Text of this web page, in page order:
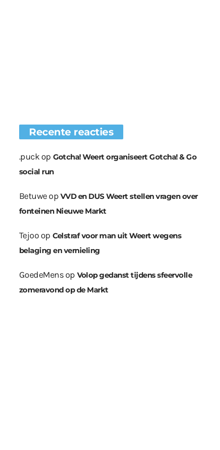
Recente reacties
.puckop Gotcha! Weert organiseert Gotcha! & Go
social run
Betuweop VVD en DUS Weert stellen vragen over
fonteinen Nieuwe Markt
Tejoo op Celstraf voor man uit Weert wegens
belaging en vernieling
GoedeMensop Volop gedanst tijdens sfeervolle
zomeravond op de Markt